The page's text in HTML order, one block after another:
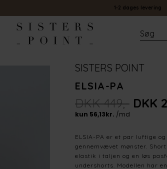
1-2 dages levering
SISTERS POINT
ELSIA-PA
DKK 449,- DKK
ELSIA-PA er et par luftige
gennemvævet mønster.
elastik i taljen og en løs
undershorts. Modellen har en